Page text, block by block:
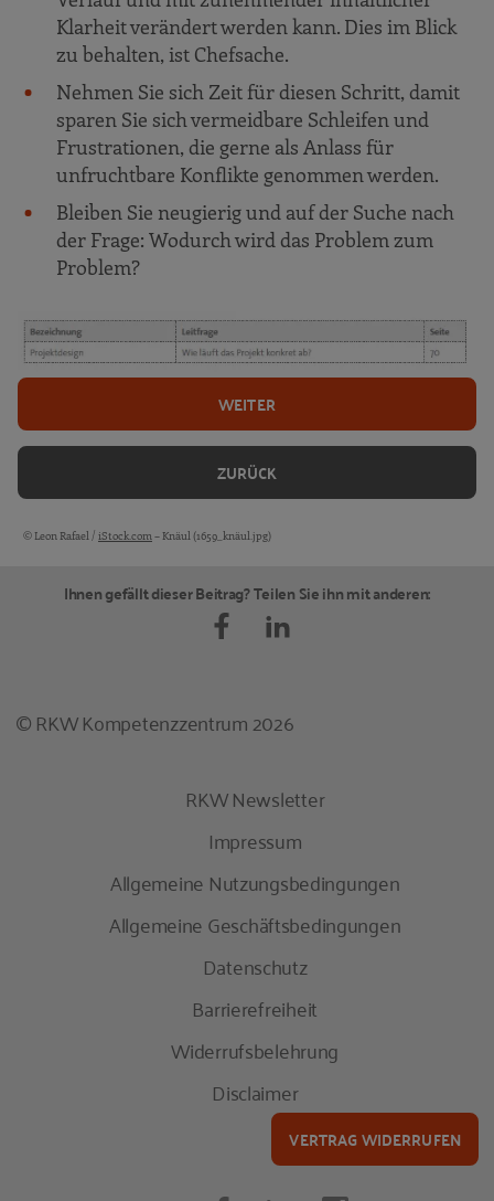
Klarheit verändert werden kann. Dies im Blick
zu behalten, ist Chefsache.
Nehmen Sie sich Zeit für diesen Schritt, damit
sparen Sie sich vermeidbare Schleifen und
Frustrationen, die gerne als Anlass für
unfruchtbare Konflikte genommen werden.
Bleiben Sie neugierig und auf der Suche nach
der Frage: Wodurch wird das Problem zum
Problem?
ZURÜCK
WEITER
Bildquellen und Copyright-Hinweise
© Leon Rafael / iStock.com– Knäul (1659_knäul.jpg)
Ihnen gefällt dieser Beitrag? Teilen Sie ihn mit anderen:
© RKW Kompetenzzentrum 2026
RKW Newsletter
Impressum
Allgemeine Nutzungsbedingungen
Allgemeine Geschäftsbedingungen
Datenschutz
Barrierefreiheit
Widerrufsbelehrung
Disclaimer
VERTRAG WIDERRUFEN